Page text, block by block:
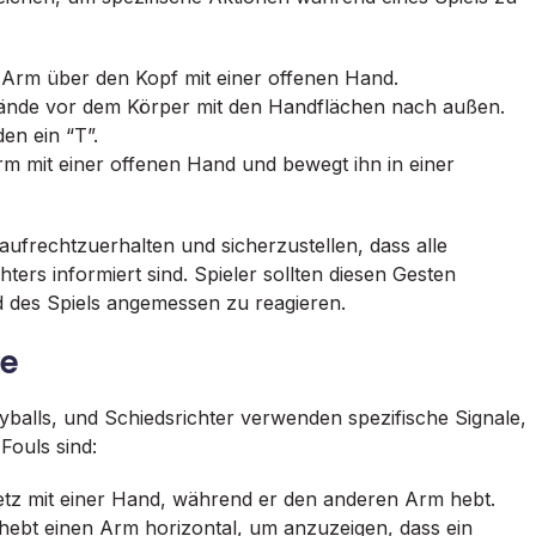
über den Kopf mit einer offenen Hand.
vor dem Körper mit den Handflächen nach außen.
ein “T”.
mit einer offenen Hand und bewegt ihn in einer
und sicherzustellen, dass alle
informiert sind. Spieler sollten diesen Gesten
Spiels angemessen zu reagieren.
und Schiedsrichter verwenden spezifische Signale,
sind:
mit einer Hand, während er den anderen Arm hebt.
einen Arm horizontal, um anzuzeigen, dass ein